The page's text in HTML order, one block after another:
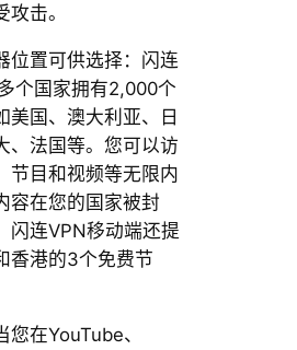
击。
位置可供选择：闪连
个国家拥有2,000个
美国、澳大利亚、日
、法国等。您可以访
节目和视频等无限内
容在您的国家被封
闪连VPN移动端还提
香港的3个免费节
您在YouTube、